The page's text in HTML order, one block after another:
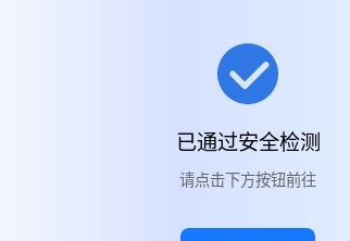
已通过安全检测
请点击下方按钮前往